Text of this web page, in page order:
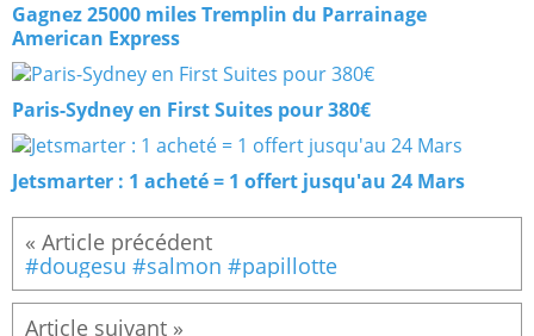
Gagnez 25000 miles Tremplin du Parrainage
American Express
Paris-Sydney en First Suites pour 380€
Jetsmarter : 1 acheté = 1 offert jusqu'au 24 Mars
#dougesu #salmon #papillotte